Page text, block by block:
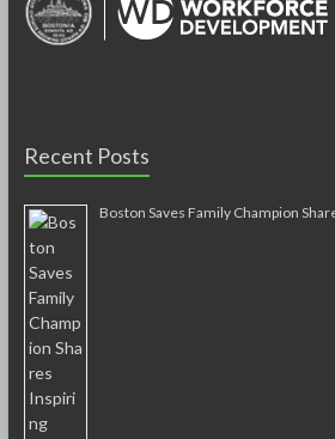
Recent Posts
Boston Saves Family Champion